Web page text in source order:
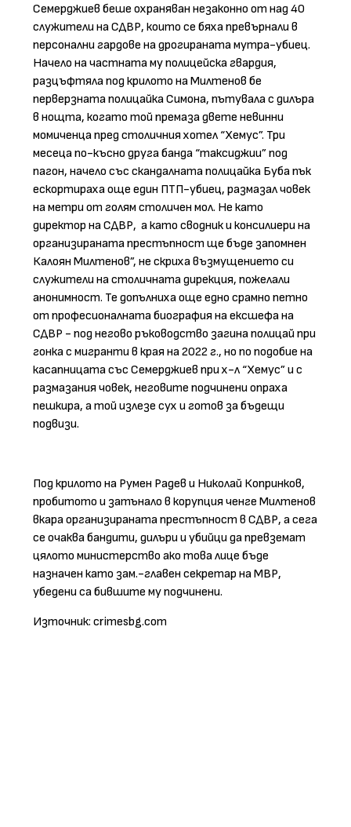
Семерджиев беше охраняван незаконно от над 40
служители на СДВР, които се бяха превърнали в
персонални гардове на дрогираната мутра-убиец.
Начело на частната му полицейска гвардия,
разцъфтяла под крилото на Милтенов бе
перверзната полицайка Симона, пътувала с дилъра
в нощта, когато той премаза двете невинни
момиченца пред столичния хотел “Хемус”. Три
месеца по-късно друга банда “таксиджии” под
пагон, начело със скандалната полицайка Буба пък
ескортираха още един ПТП-убиец, размазал човек
на метри от голям столичен мол. Не като
директор на СДВР, а като сводник и консилиери на
организираната престъпност ще бъде запомнен
Калоян Милтенов”, не скриха възмущението си
служители на столичната дирекция, пожелали
анонимност. Те допълниха още едно срамно петно
от професионалната биография на ексшефа на
СДВР - под негово ръководство загина полицай при
гонка с мигранти в края на 2022 г., но по подобие на
касапницата със Семерджиев при х-л “Хемус” и с
размазания човек, неговите подчинени опраха
пешкира, а той излезе сух и готов за бъдещи
подвизи.
Под крилото на Румен Радев и Николай Копринков,
пробитото и затънало в корупция ченге Милтенов
вкара организираната престъпност в СДВР, а сега
се очаква бандити, дилъри и убийци да превземат
цялото министерство ако това лице бъде
назначен като зам.-главен секретар на МВР,
убедени са бившите му подчинени.
Източник: crimesbg.com